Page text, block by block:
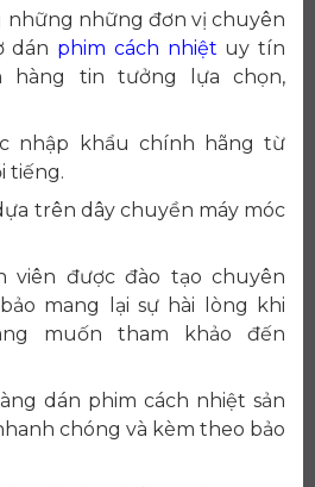
những những đơn vị chuyên
dán phim cách nhiệt uy tín
hàng tin tưởng lựa chọn,
nhập khẩu chính hãng từ
tiếng.
trên dây chuyền máy móc
viên được đào tạo chuyên
mang lại sự hài lòng khi
muốn tham khảo đến
dán phim cách nhiệt sản
chóng và kèm theo bảo